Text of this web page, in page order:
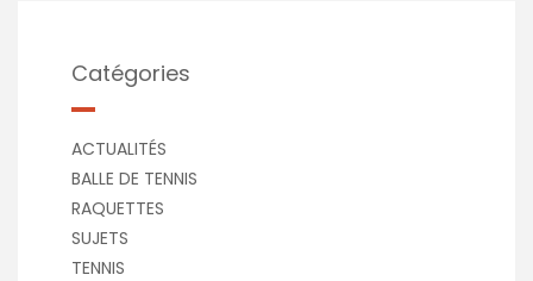
Catégories
ACTUALITÉS
BALLE DE TENNIS
RAQUETTES
SUJETS
TENNIS